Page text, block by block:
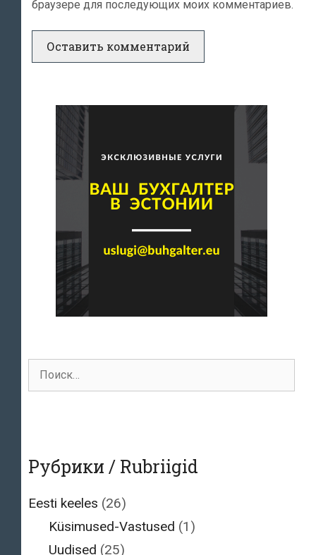
браузере для последующих моих комментариев.
Поиск
для:
Рубрики / Rubriigid
Eesti keeles (26)
Küsimused-Vastused (1)
Uudised (25)